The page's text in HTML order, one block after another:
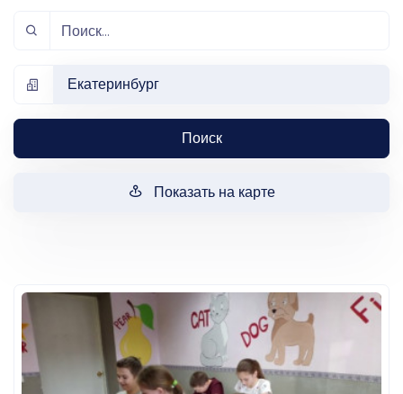
Екатеринбург
Поиск
Показать на карте